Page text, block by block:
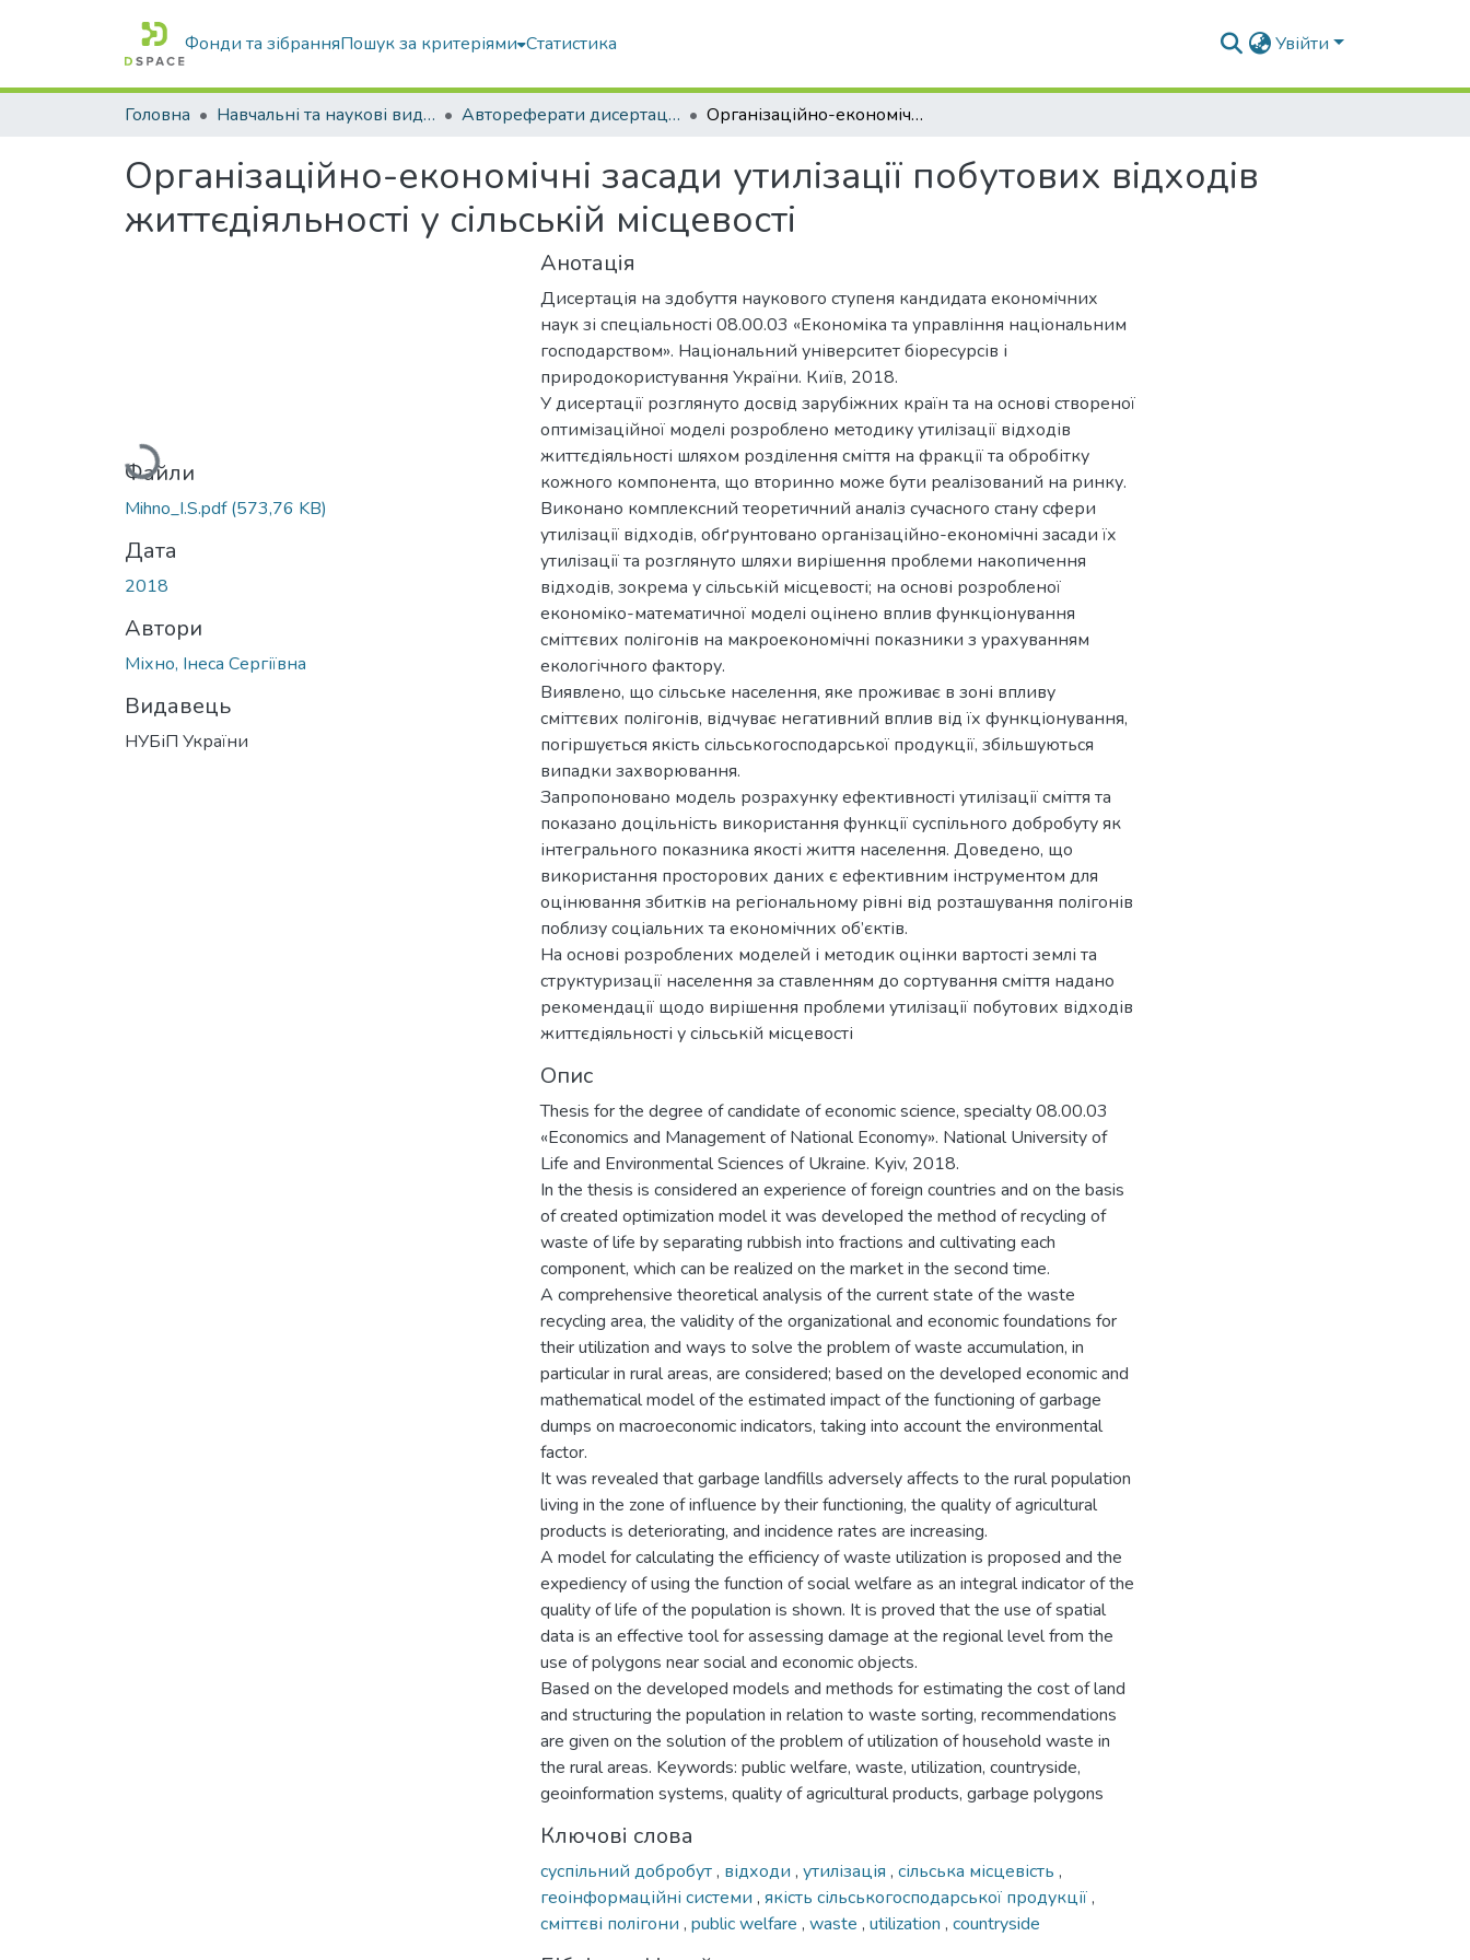
Фонди та зібранняПошук за критеріями Статистика Увійти
Головна Навчальні та наукові видання Автореферати дисертацій та дисертації Організаційно-економічні засади утилізації побутових відходів життєдіяльності у сільській місцевості
Організаційно-економічні засади утилізації побутових відходів
життєдіяльності у сільській місцевості
Вантажиться...
Файли
Mihno_I.S.pdf(573,76 KB)
Дата
2018
Автори
Міхно, Інеса Сергіївна
Видавець
НУБіП України
Анотація
Дисертація на здобуття наукового ступеня кандидата економічних
наук зі спеціальності 08.00.03 «Економіка та управління національним
господарством». Національний університет біоресурсів і
природокористування України. Київ, 2018.
У дисертації розглянуто досвід зарубіжних країн та на основі створеної
оптимізаційної моделі розроблено методику утилізації відходів
життєдіяльності шляхом розділення сміття на фракції та обробітку
кожного компонента, що вторинно може бути реалізований на ринку.
Виконано комплексний теоретичний аналіз сучасного стану сфери
утилізації відходів, обґрунтовано організаційно-економічні засади їх
утилізації та розглянуто шляхи вирішення проблеми накопичення
відходів, зокрема у сільській місцевості; на основі розробленої
економіко-математичної моделі оцінено вплив функціонування
сміттєвих полігонів на макроекономічні показники з урахуванням
екологічного фактору.
Виявлено, що сільське населення, яке проживає в зоні впливу
сміттєвих полігонів, відчуває негативний вплив від їх функціонування,
погіршується якість сільськогосподарської продукції, збільшуються
випадки захворювання.
Запропоновано модель розрахунку ефективності утилізації сміття та
показано доцільність використання функції суспільного добробуту як
інтегрального показника якості життя населення. Доведено, що
використання просторових даних є ефективним інструментом для
оцінювання збитків на регіональному рівні від розташування полігонів
поблизу соціальних та економічних об’єктів.
На основі розроблених моделей і методик оцінки вартості землі та
структуризації населення за ставленням до сортування сміття надано
рекомендації щодо вирішення проблеми утилізації побутових відходів
життєдіяльності у сільській місцевості
Опис
Thesis for the degree of candidate of economic science, specialty 08.00.03
«Economics and Management of National Economy». National University of
Life and Environmental Sciences of Ukraine. Kyiv, 2018.
In the thesis is considered an experience of foreign countries and on the basis
of created optimization model it was developed the method of recycling of
waste of life by separating rubbish into fractions and cultivating each
component, which can be realized on the market in the second time.
A comprehensive theoretical analysis of the current state of the waste
recycling area, the validity of the organizational and economic foundations for
their utilization and ways to solve the problem of waste accumulation, in
particular in rural areas, are considered; based on the developed economic and
mathematical model of the estimated impact of the functioning of garbage
dumps on macroeconomic indicators, taking into account the environmental
factor.
It was revealed that garbage landfills adversely affects to the rural population
living in the zone of influence by their functioning, the quality of agricultural
products is deteriorating, and incidence rates are increasing.
A model for calculating the efficiency of waste utilization is proposed and the
expediency of using the function of social welfare as an integral indicator of the
quality of life of the population is shown. It is proved that the use of spatial
data is an effective tool for assessing damage at the regional level from the
use of polygons near social and economic objects.
Based on the developed models and methods for estimating the cost of land
and structuring the population in relation to waste sorting, recommendations
are given on the solution of the problem of utilization of household waste in
the rural areas. Keywords: public welfare, waste, utilization, countryside,
geoinformation systems, quality of agricultural products, garbage polygons
Ключові слова
суспільний добробут, відходи , утилізація , сільська місцевість ,
геоінформаційні системи , якість сільськогосподарської продукції,
сміттєві полігони , public welfare , waste , utilization , countryside